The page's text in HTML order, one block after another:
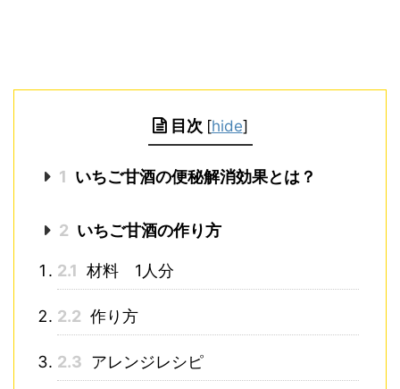
目次 [hide]
1 いちご甘酒の便秘解消効果とは？
2 いちご甘酒の作り方
2.1 材料 1人分
2.2 作り方
2.3 アレンジレシピ